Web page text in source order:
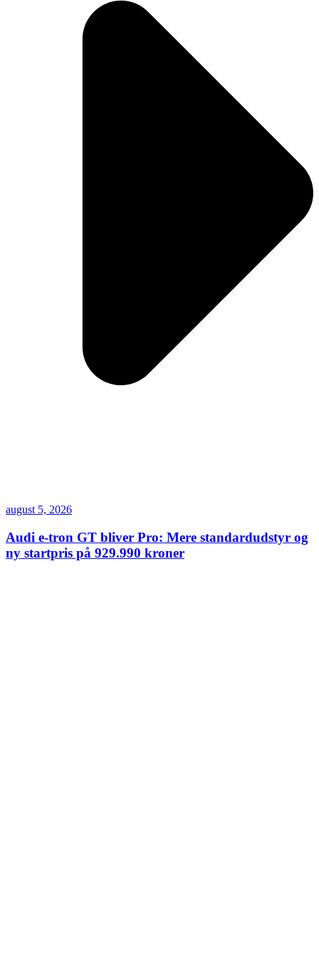
august 5, 2026
Audi e-tron GT bliver Pro: Mere standardudstyr og
ny startpris på 929.990 kroner